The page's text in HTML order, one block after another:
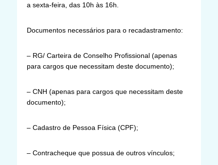
a sexta-feira, das 10h às 16h.
Documentos necessários para o recadastramento:
– RG/ Carteira de Conselho Profissional (apenas
para cargos que necessitam deste documento);
– CNH (apenas para cargos que necessitam deste
documento);
– Cadastro de Pessoa Física (CPF);
– Contracheque que possua de outros vínculos;